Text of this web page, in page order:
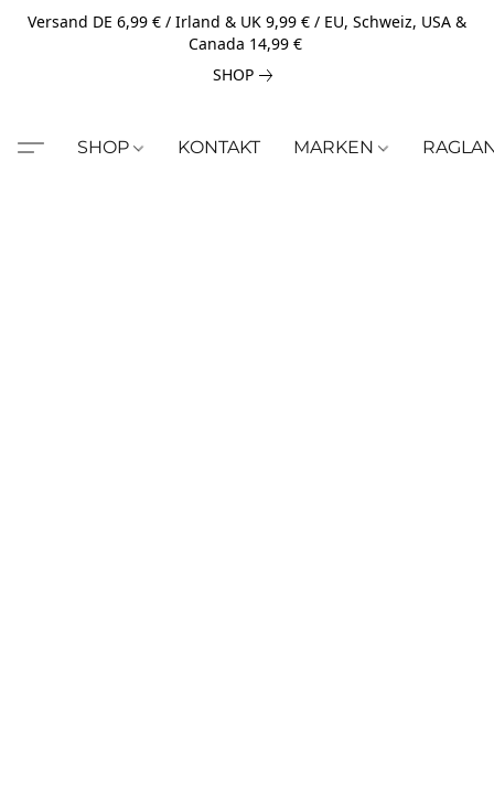
Versand DE 6,99 € / Irland & UK 9,99 € / EU, Schweiz, USA &
Canada 14,99 €
SHOP
SHOP KONTAKT MARKEN